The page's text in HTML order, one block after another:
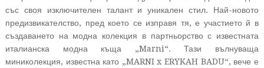
със своя изключителен талант и уникален стил. Най-новото
предизвикателство, пред което се изправя тя, е участието й в
създаването на модна колекция в партньорство с известната
италианска модна къща „Marni“. Тази вълнуваща
миниколекция, известна като „MARNI x ERYKAH BADU“, вече е